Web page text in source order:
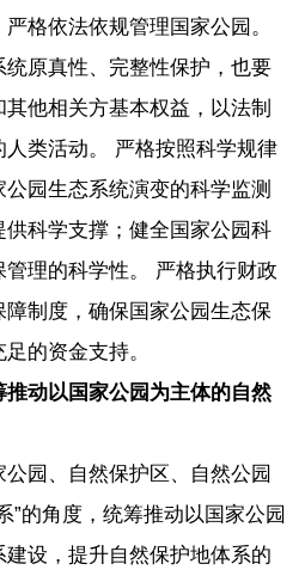
格依法依规管理国家公园。
原真性、完整性保护，也要
他相关方基本权益，以法制
类活动。 严格按照科学规律
园生态系统演变的科学监测
科学支撑；健全国家公园科
理的科学性。 严格执行财政
制度，确保国家公园生态保
的资金支持。
动以国家公园为主体的自然
园、自然保护区、自然公园
”的角度，统筹推动以国家公园
设，提升自然保护地体系的